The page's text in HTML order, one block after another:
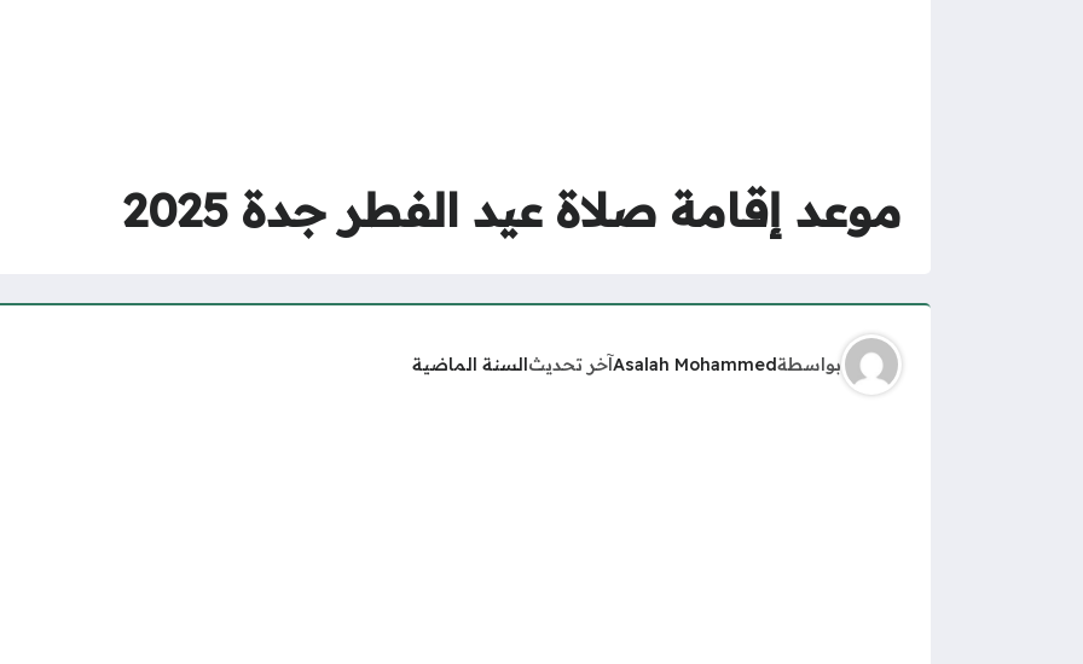
موعد إقامة صلاة عيد الفطر جدة 2025
بواسطةAsalah Mohammedآخر تحديثالسنة الماضية